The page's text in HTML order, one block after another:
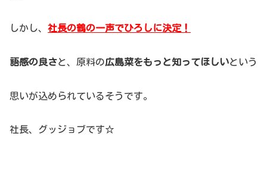
しかし、 社長の鶴の一声でひろしに決定！
語感の良さと、原料の広島菜をもっと知ってほしいという
思いが込められているそうです。
社長、グッジョブです☆